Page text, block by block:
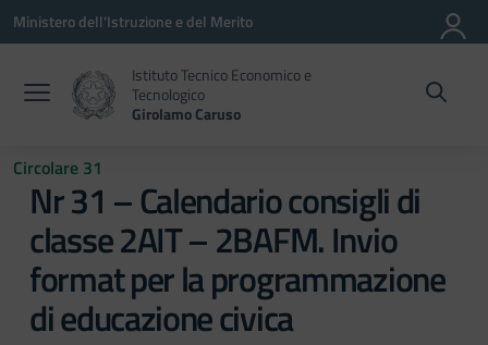
Vai ai contenuti
Vai al menu di navigazione
Vai al footer
Ministero dell'Istruzione e del Merito
Istituto Tecnico Economico e
Tecnologico
Girolamo Caruso
Circolare 31
Nr 31 – Calendario consigli di
classe 2AIT – 2BAFM. Invio
format per la programmazione
di educazione civica